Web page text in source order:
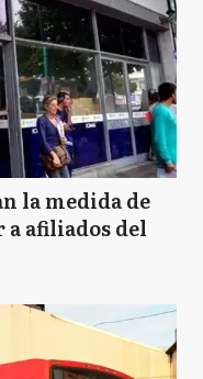
la medida de
a afiliados del